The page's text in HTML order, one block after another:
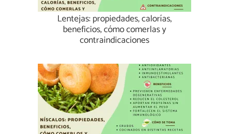
Lentejas: propiedades, calorías,
beneficios, cómo comerlas y
contraindicaciones